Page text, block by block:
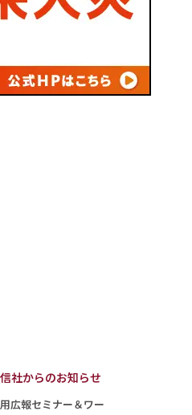
社からのお知らせ
広報セミナー＆ワー